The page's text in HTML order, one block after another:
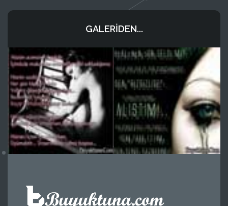
GALERIDEN...